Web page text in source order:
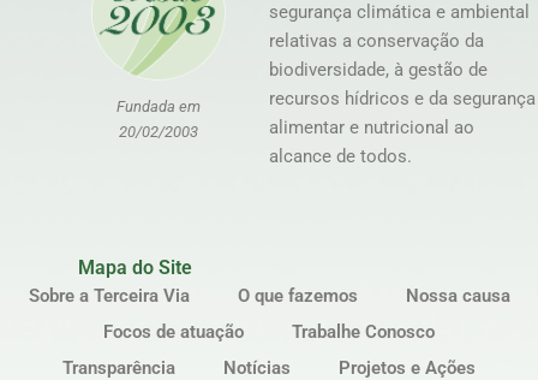
Fundada em
20/02/2003
segurança climática e ambiental
relativas a conservação da
biodiversidade, à gestão de
recursos hídricos e da segurança
alimentar e nutricional ao
alcance de todos.
Mapa do Site
Sobre a Terceira Via O que fazemos
Nossa causa
Focos de atuação
Trabalhe Conosco
Transparência
Notícias
Projetos e Ações